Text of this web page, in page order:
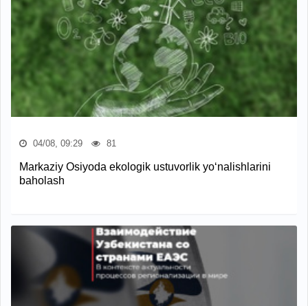
04/08, 09:29 81
Markaziy Osiyoda ekologik ustuvorlik yo‘nalishlarini
baholash